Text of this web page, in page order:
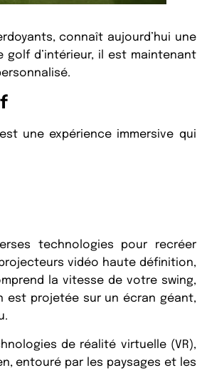
connaît aujourd’hui une
d’intérieur, il est maintenant
une expérience immersive qui
technologies pour recréer
vidéo haute définition,
la vitesse de votre swing,
est projetée sur un écran géant,
de réalité virtuelle (VR),
entouré par les paysages et les